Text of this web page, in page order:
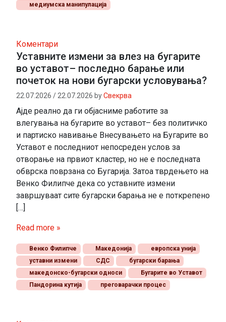
медиумска манипулација
Коментари
Уставните измени за влез на бугарите
во уставот– последно барање или
почеток на нови бугарски условувања?
22.07.2026 /22.07.2026 byСвекрва
Ајде реално да ги објасниме работите за
влегувања на бугарите во уставот– без политичко
и партиско навивање Внесувањето на Бугарите во
Уставот е последниот непосреден услов за
отворање на првиот кластер, но не е последната
обврска поврзана со Бугарија. Затоа тврдењето на
Венко Филипче дека со уставните измени
завршуваат сите бугарски барања не е поткрепено
[…]
Read more »
Венко Филипче Македонија
европска унија
уставни измени
СДС
бугарски барања
македонско-бугарски односи
Бугарите во Уставот
Пандорина кутија
преговарачки процес